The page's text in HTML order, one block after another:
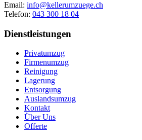
Email: info@kellerumzuege.ch
Telefon: 043 300 18 04
Dienstleistungen
Privatumzug
Firmenumzug
Reinigung
Lagerung
Entsorgung
Auslandsumzug
Kontakt
Über Uns
Offerte